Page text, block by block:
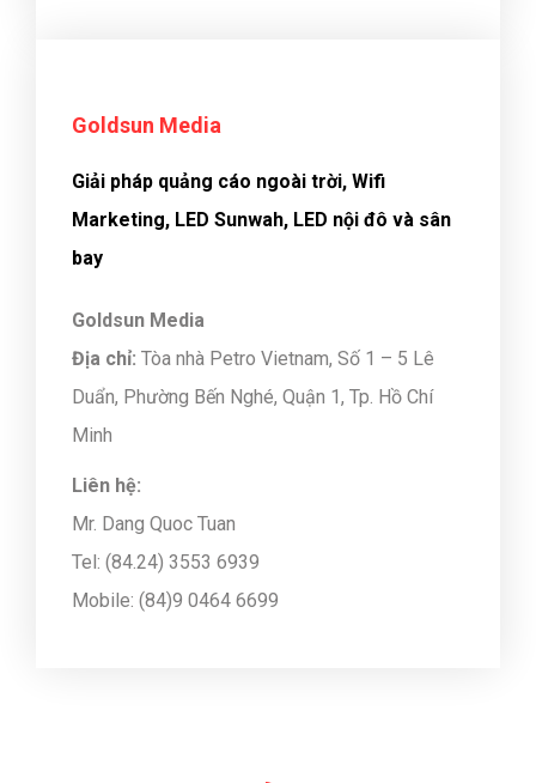
Goldsun Media
Giải pháp quảng cáo ngoài trời, Wifi
Marketing, LED Sunwah, LED nội đô và sân
bay
Goldsun Media
Địa chỉ: Tòa nhà Petro Vietnam, Số 1 – 5 Lê
Duẩn, Phường Bến Nghé, Quận 1, Tp. Hồ Chí
Minh
Liên hệ:
Mr. Dang Quoc Tuan
Tel: (84.24) 3553 6939
Mobile: (84)9 0464 6699